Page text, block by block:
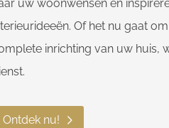
uw woonwensen en
Of het nu gaat
inrichting van uw huis,
Ontdek nu!